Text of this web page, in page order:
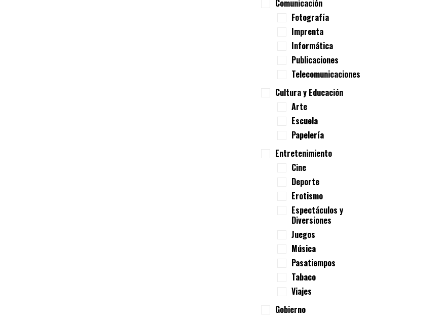
Comunicación
Fotografía
Imprenta
Informática
Publicaciones
Telecomunicaciones
Cultura y Educación
Arte
Escuela
Papelería
Entretenimiento
Cine
Deporte
Erotismo
Espectáculos y
Diversiones
Juegos
Música
Pasatiempos
Tabaco
Viajes
Gobierno